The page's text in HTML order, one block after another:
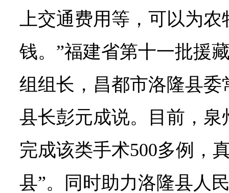
上交通费用等，可以为
钱。”福建省第十一批援
组组长，昌都市洛隆县
县长彭元成说。目前，
完成该类手术500多例，
县”。同时助力洛隆县人